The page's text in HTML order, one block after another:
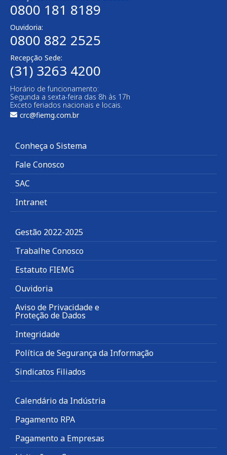
0800 181 8189
Ouvidoria:
0800 882 2525
Recepção Sede:
(31) 3263 4200
Horário de funcionamento:
Segunda a sexta-feira das 8h às 17h
Exceto feriados nacionais e locais.
crc@fiemg.com.br
Conheça o Sistema
Fale Conosco
SAC
Intranet
Gestão 2022-2025
Trabalhe Conosco
Estatuto FIEMG
Ouvidoria
Aviso de Privacidade e
Proteção de Dados
Integridade
Política de Segurança da Informação
Sindicatos Filiados
Calendário da Indústria
Pagamento RPA
Pagamento a Empresas